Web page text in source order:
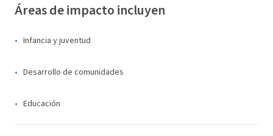
Áreas de impacto incluyen
Infancia y juventud
Desarrollo de comunidades
Educación